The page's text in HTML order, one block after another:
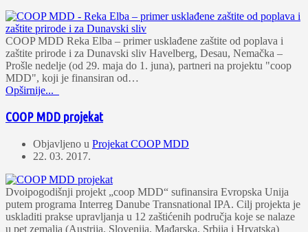
COOP MDD Reka Elba – primer usklađene zaštite od poplava i
zaštite prirode i za Dunavski sliv Havelberg, Desau, Nemačka –
Prošle nedelje (od 29. maja do 1. juna), partneri na projektu "coop
MDD", koji je finansiran od…
Opširnije...
COOP MDD projekat
Objavljeno u Projekat COOP MDD
22. 03. 2017.
Dvoipogodišnji projekt „coop MDD“ sufinansira Evropska Unija
putem programa Interreg Danube Transnational IPA. Cilj projekta je
uskladiti prakse upravljanja u 12 zaštićenih područja koje se nalaze
u pet zemalja (Austrija, Slovenija, Mađarska, Srbija i Hrvatska)